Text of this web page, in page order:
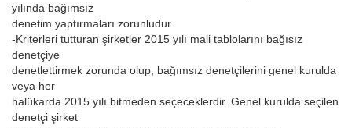
yılında bağımsız
denetim yaptırmaları zorunludur.
-Kriterleri tutturan şirketler 2015 yılı mali tablolarını bağısız
denetçiye
denetlettirmek zorunda olup, bağımsız denetçilerini genel kurulda
veya her
halükarda 2015 yılı bitmeden seçeceklerdir. Genel kurulda seçilen
denetçi şirket